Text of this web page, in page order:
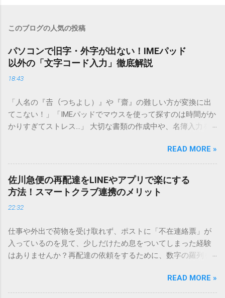
このブログの人気の投稿
パソコンで旧字・外字が出ない！IMEパッド
以外の「文字コード入力」徹底解説
18:43
「人名の『𠮷（つちよし）』や『齋』の難しい方が変換に出
てこない！」「IMEパッドでマウスを使って探すのは時間がか
かりすぎてストレス…」 大切な書類の作成中や、名簿入力を
てしまいますよね。多くの人が「IMEパッド（手書き入力）」
を使いますが、実はマウスで一画ずつ書くのは非効率です
し、似た漢字が多すぎて結局見つからないことも少なくあり
ません。 そこで今回は、IMEパッドを使わずに、特定のコー
ドを打ち込むだけで一瞬で旧字や外字、特殊記号を呼び出す
「文字コード入力」のテクニックを詳しく解説します。 この
必要はありません。 1. なぜ「変換」しても旧字・外字が出て
こないのか？ そもそも、なぜ普通の変換で出てこない漢字が
あるのでしょうか。その理由は、パソコンが文字を認識する
は、JIS規格（日本産業規格）によって「第1水準」「第2水
準」といった形で整理されています。しかし、人名や地名に
READ MORE »
佐川急便の再配達をLINEやアプリで楽にする
方法！スマートクラブ連携のメリット
22:32
仕事や外出で荷物を受け取れず、ポストに「不在連絡票」が
入っているのを見て、少しだけため息をついてしまった経験
はありませんか？再配達の依頼をするために、数字の羅列を
ことに申し訳なさを感じたりすることもあるかもしれませ
ん。 「もっとスムーズに、自分のタイミングで受け取りた
READ MORE »